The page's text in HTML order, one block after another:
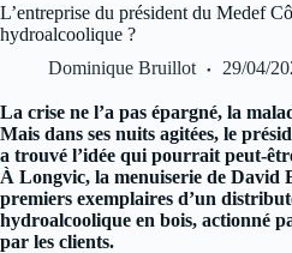
L’entreprise du président du Medef
hydroalcoolique ?
Dominique Bruillot
29/04/
La crise ne l’a pas épargné, la
Mais dans ses nuits agitées, le
a trouvé l’idée qui pourrait peut-
À Longvic, la menuiserie de David
premiers exemplaires d’un
hydroalcoolique en bois, actionné
par les clients.